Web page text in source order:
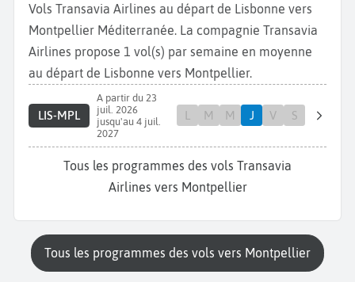
Vols Transavia Airlines au départ de Lisbonne vers
Montpellier Méditerranée. La compagnie Transavia
Airlines propose 1 vol(s) par semaine en moyenne
au départ de Lisbonne vers Montpellier.
LIS-MPL
A partir du 23
juil. 2026
jusqu'au 4 juil.
2027
L M M J V S
Tous les programmes des vols Transavia
Airlines vers Montpellier
Tous les programmes des vols vers Montpellier